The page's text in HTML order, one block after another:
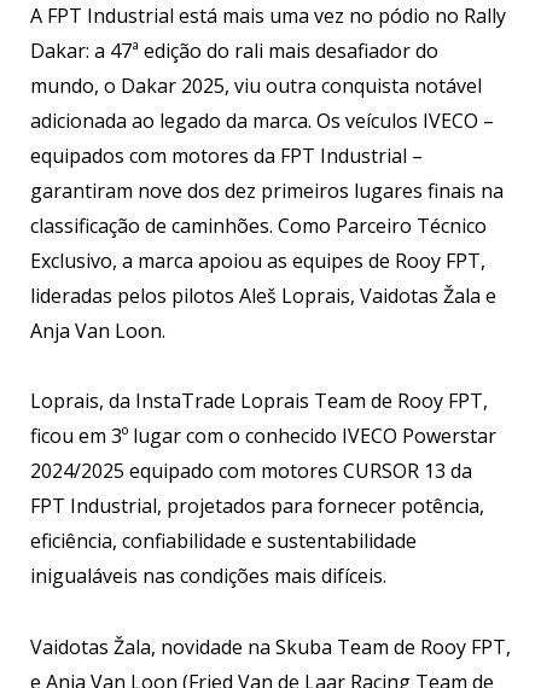
A FPT Industrial está mais uma vez no pódio no Rally
Dakar: a 47ª edição do rali mais desafiador do
mundo, o Dakar 2025, viu outra conquista notável
adicionada ao legado da marca. Os veículos IVECO –
equipados com motores da FPT Industrial –
garantiram nove dos dez primeiros lugares finais na
classificação de caminhões. Como Parceiro Técnico
Exclusivo, a marca apoiou as equipes de Rooy FPT,
lideradas pelos pilotos Aleš Loprais, Vaidotas Žala e
Anja Van Loon.
Loprais, da InstaTrade Loprais Team de Rooy FPT,
ficou em 3º lugar com o conhecido IVECO Powerstar
2024/2025 equipado com motores CURSOR 13 da
FPT Industrial, projetados para fornecer potência,
eficiência, confiabilidade e sustentabilidade
inigualáveis nas condições mais difíceis.
Vaidotas Žala, novidade na Skuba Team de Rooy FPT,
e Anja Van Loon (Fried Van de Laar Racing Team de